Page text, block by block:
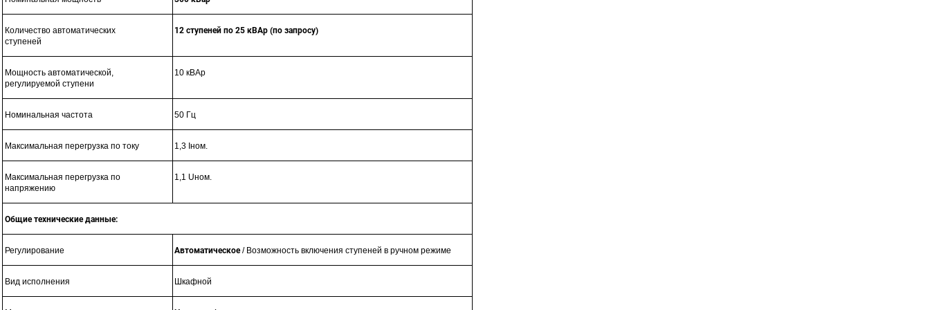
Количество автоматических
ступеней
12 ступеней по 25 кВАр (по запросу)
Мощность автоматической,
регулируемой ступени
10 кВАр
Номинальная частота 50 Гц
Максимальная перегрузка по току 1,3 Iном.
Максимальная перегрузка по
напряжению
1,1 Uном.
Общие технические данные:
Регулирование Автоматическое/ Возможность включения ступеней в ручном режиме
Вид исполнения Шкафной